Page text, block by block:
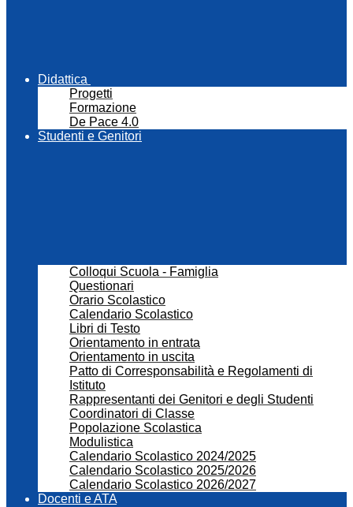
Didattica
Progetti
Formazione
De Pace 4.0
Studenti e Genitori
Colloqui Scuola - Famiglia
Questionari
Orario Scolastico
Calendario Scolastico
Libri di Testo
Orientamento in entrata
Orientamento in uscita
Patto di Corresponsabilità e Regolamenti di
Istituto
Rappresentanti dei Genitori e degli Studenti
Coordinatori di Classe
Popolazione Scolastica
Modulistica
Calendario Scolastico 2024/2025
Calendario Scolastico 2025/2026
Calendario Scolastico 2026/2027
Docenti e ATA